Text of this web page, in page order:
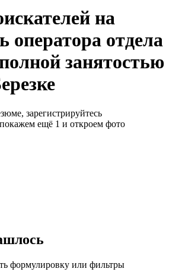
на
оператора отдела
занятостью
зарегистрируйтесь
ещё 1 и откроем фото
формулировку или фильтры